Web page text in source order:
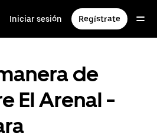
Iniciar sesión Regístrate
de
El Arenal -